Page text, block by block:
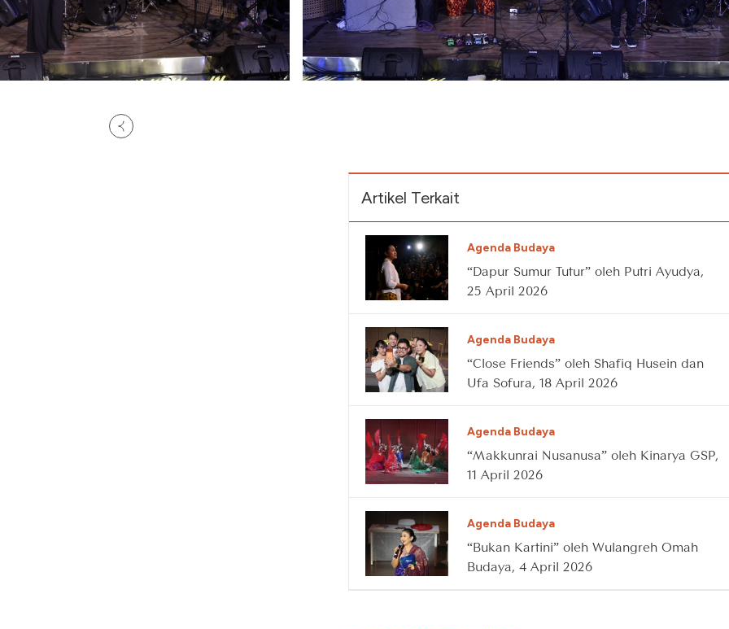
Artikel Terkait
Agenda Budaya
“Dapur Sumur Tutur” oleh Putri Ayudya,
25 April 2026
Agenda Budaya
“Close Friends” oleh Shafiq Husein dan
Ufa Sofura, 18 April 2026
Agenda Budaya
“Makkunrai Nusanusa” oleh Kinarya GSP,
11 April 2026
Agenda Budaya
“Bukan Kartini” oleh Wulangreh Omah
Budaya, 4 April 2026